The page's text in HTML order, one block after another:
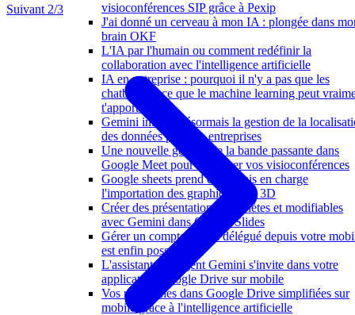
visioconférences SIP grâce à Pexip
J'ai donné un cerveau à mon IA : plongée dans
brain OKF
L'IA par l'humain ou comment redéfinir la
collaboration avec l'intelligence artificielle
IA en entreprise : pourquoi il n'y a pas que les
chatbots (et ce que le machine learning peut
t'apporter)
Gemini intègre désormais la gestion de la
des données pour les entreprises
Une nouvelle gestion de la bande passante dans
Google Meet pour optimiser vos visioconférences
Google sheets prend désormais en charge
l'importation des graphiques en 3D
Créer des présentations complètes et modifiables
avec Gemini dans Google Slides
Gérer un compte Gmail délégué depuis votre
est enfin possible
L'assistant intelligent Gemini s'invite dans votre
application Google Drive sur mobile
Vos recherches dans Google Drive simplifiées sur
mobile grâce à l'intelligence artificielle
Suivant 2/3